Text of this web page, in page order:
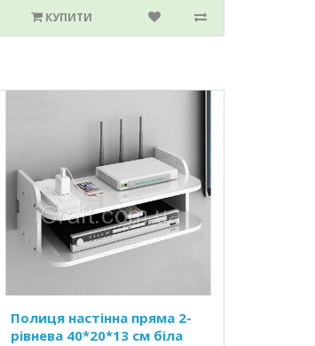
КУПИТИ
Полиця настінна пряма 2-
рівнева 40*20*13 см біла